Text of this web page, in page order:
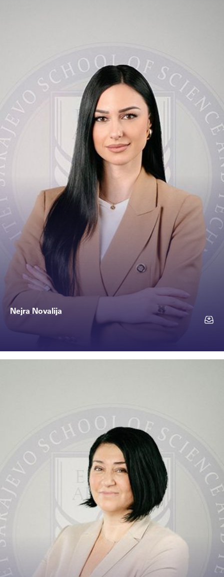
Nejra Novalija